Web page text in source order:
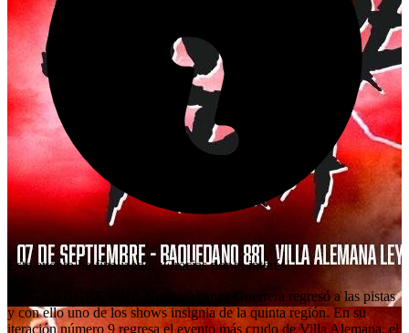
Este evento ha finalizado. ¡Gracias por tu interés!
NAG SANGRE FRIA Nueva Alianza Guerrera regresó a las pistas
y con ello uno de los shows insignia de la quinta región. En su
iteración número 9 regresa el evento más crudo de Villa Alemana, el